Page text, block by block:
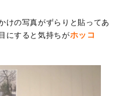
けの写真がずらりと貼ってあ
にすると気持ちがホッコ